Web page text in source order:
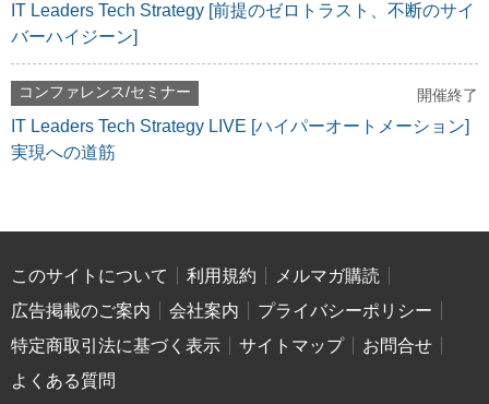
IT Leaders Tech Strategy [前提のゼロトラスト、不断のサイ
バーハイジーン]
コンファレンス/セミナー 開催終了
IT Leaders Tech Strategy LIVE [ハイパーオートメーション]
実現への道筋
このサイトについて 利用規約
メルマガ購読
広告掲載のご案内
会社案内
プライバシーポリシー
特定商取引法に基づく表示
サイトマップ
お問合せ
よくある質問